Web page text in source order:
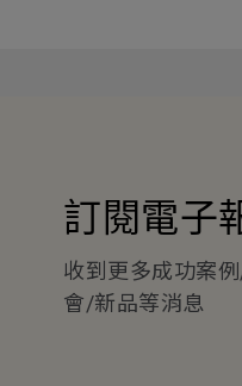
訂閱電子
收到更多成功案
會/新品等消息